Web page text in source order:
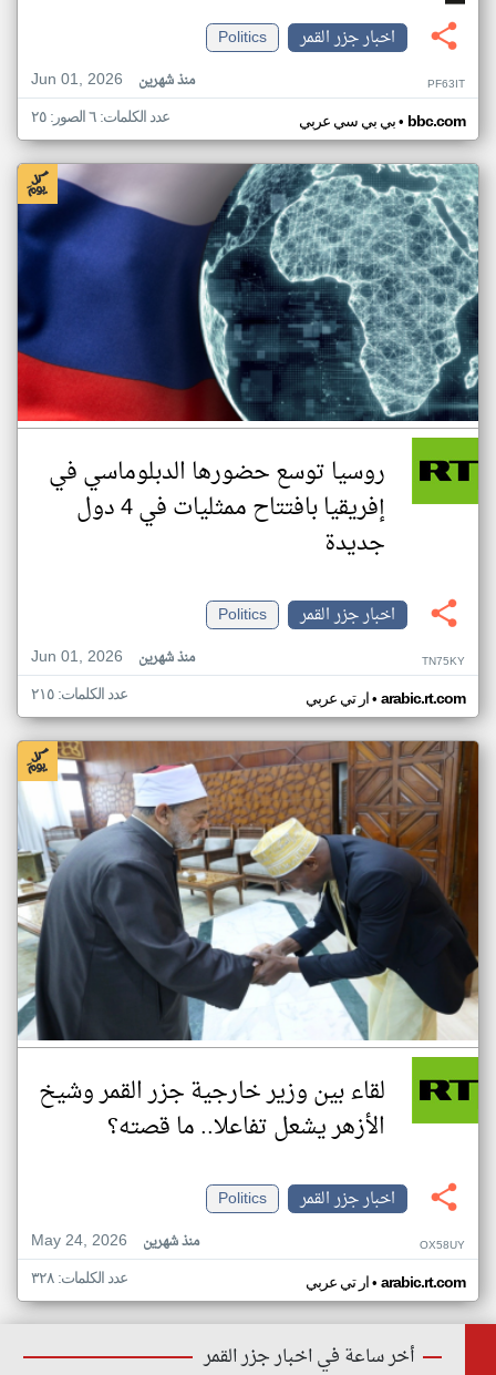
اخبار جزر القمر
Politics
Jun 01, 2026
منذ شهرين PF63IT
بي بي سي عربي• bbc.com عدد الكلمات: ٦ الصور: ٢٥
روسيا توسع حضورها الدبلوماسي في
إفريقيا بافتتاح ممثليات في 4 دول
جديدة
اخبار جزر القمر
Politics
Jun 01, 2026
منذ شهرين TN75KY
ار تي عربي• arabic.rt.com عدد الكلمات: ٢١٥
لقاء بين وزير خارجية جزر القمر وشيخ
الأزهر يشعل تفاعلا.. ما قصته؟
اخبار جزر القمر
Politics
May 24, 2026
منذ شهرين OX58UY
ار تي عربي• arabic.rt.com عدد الكلمات: ٣٢٨
أخر ساعة في اخبار جزر القمر